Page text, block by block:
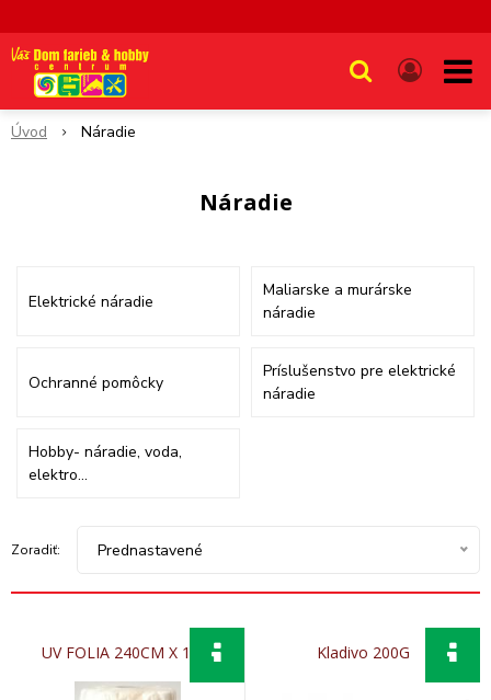
Úvod Náradie
Náradie
Elektrické náradie
Maliarske a murárske
náradie
Ochranné pomôcky
Príslušenstvo pre elektrické
náradie
Hobby- náradie, voda,
elektro...
Zoradiť: Prednastavené
UV FOLIA 240CM X 17M Kladivo 200G